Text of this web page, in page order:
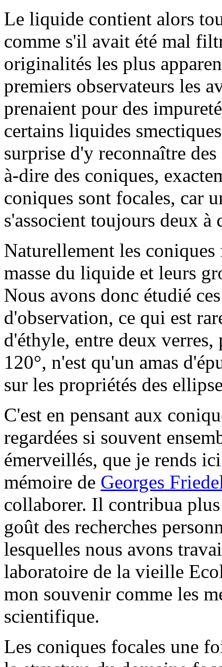
Le liquide contient alors
comme s'il avait été mal
originalités les plus
premiers observateurs les
prenaient pour des
certains liquides
surprise d'y reconnaître
à-dire des coniques,
coniques sont focales, car
s'associent toujours deux
Naturellement les
masse du liquide et leurs
Nous avons donc étudié
d'observation, ce qui est
d'éthyle, entre deux verres,
120°, n'est qu'un amas
sur les propriétés des
C'est en pensant aux
regardées si souvent
émerveillés, que je rends
mémoire de Georges
collaborer. Il contribua
goût des recherches
lesquelles nous avons
laboratoire de la vieille
mon souvenir comme les
scientifique.
Les coniques focales une